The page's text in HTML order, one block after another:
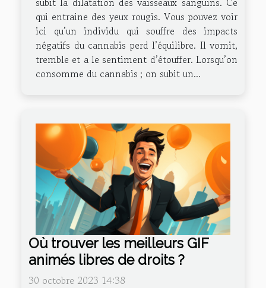
qui entraine des yeux rougis. Vous pouvez voir
ici qu’un individu qui souffre des impacts
négatifs du cannabis perd l’équilibre. Il vomit,
tremble et a le sentiment d’étouffer. Lorsqu’on
consomme du cannabis ; on subit un...
Où trouver les meilleurs GIF
animés libres de droits ?
30 octobre 2023 14:38